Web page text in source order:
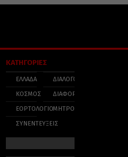
ΚΑΤΗΓΟΡΙΕΣ
ΕΛΛΑΔΑ
ΚΟΣΜΟΣ
ΕΟΡΤΟΛΟΓΙΟ
ΣΥΝΕΝΤΕΥΞΕΙΣ
ΔΙΑΛΟΓΟΣ
ΔΙΑΦΟΡΑ
ΜΗΤΡΟΠΟΛΕΙΣ